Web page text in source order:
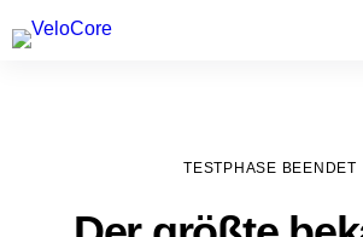
Agenturen & Webdesigner
TESTPHASE BEENDET